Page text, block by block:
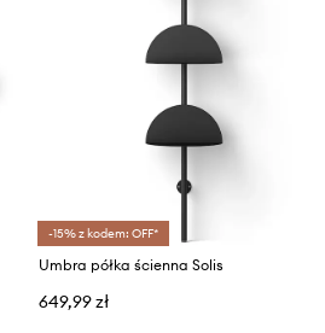
-15% z kodem: OFF*
Umbra półka ścienna Solis
649,99 zł